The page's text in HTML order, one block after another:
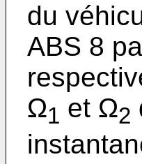
du
ABS 8
Ω1 et Ω2